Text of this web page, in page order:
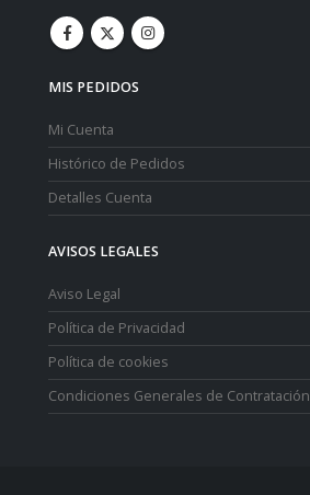
MIS PEDIDOS
Mi Cuenta
Histórico de Pedidos
Detalles Cuenta
AVISOS LEGALES
Aviso Legal
Política de Privacidad
Política de cookies
Condiciones Generales de Contratación